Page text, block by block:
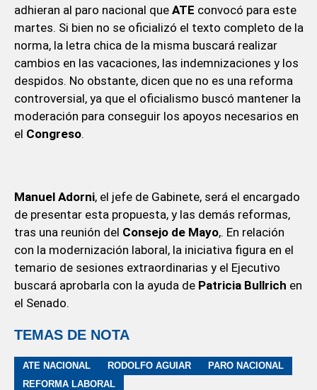
adhieran al paro nacional que ATE convocó para este
martes. Si bien no se oficializó el texto completo de la
norma, la letra chica de la misma buscará realizar
cambios en las vacaciones, las indemnizaciones y los
despidos. No obstante, dicen que no es una reforma
controversial, ya que el oficialismo buscó mantener la
moderación para conseguir los apoyos necesarios en
el Congreso.
Manuel Adorni, el jefe de Gabinete, será el encargado
de presentar esta propuesta, y las demás reformas,
tras una reunión del Consejo de Mayo,. En relación
con la modernización laboral, la iniciativa figura en el
temario de sesiones extraordinarias y el Ejecutivo
buscará aprobarla con la ayuda de Patricia Bullrich en
el Senado.
TEMAS DE NOTA
ATE NACIONAL RODOLFO AGUIAR
PARO NACIONAL
REFORMA LABORAL